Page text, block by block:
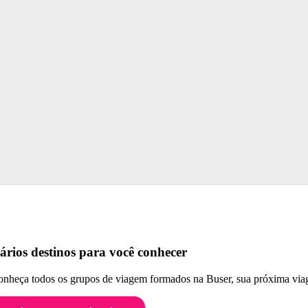
destinos para você conhecer
todos os grupos de viagem formados na Buser, sua próxima